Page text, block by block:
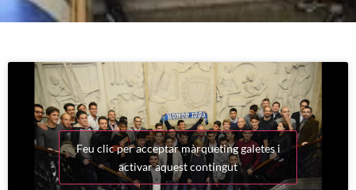
Feu clic per acceptar màrqueting galetes i
activar aquest contingut